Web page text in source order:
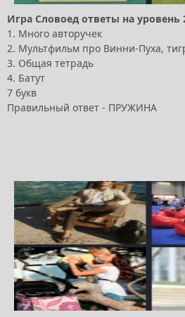
Игра Словоед ответы на уровень
1. Много авторучек
2. Мультфильм про Винни-Пуха,
3. Общая тетрадь
4. Батут
7 букв
Правильный ответ - ПРУЖИНА